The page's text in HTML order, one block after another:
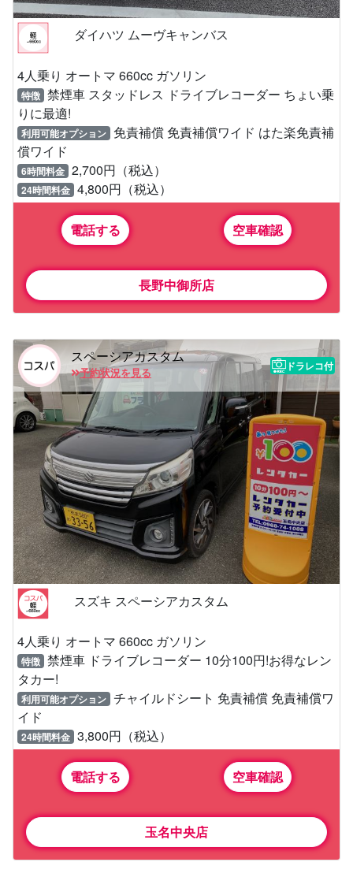
ダイハツ ムーヴキャンバス
4人乗り オートマ 660cc ガソリン
特徴 禁煙車 スタッドレス ドライブレコーダー ちょい乗
りに最適!
利用可能オプション 免責補償 免責補償ワイド はた楽免責補
償ワイド
6時間料金 2,700円（税込）
24時間料金 4,800円（税込）
電話する 空車確認
長野中御所店
スペーシアカスタム
予約状況を見る
ドラレコ付
スズキ スペーシアカスタム
4人乗り オートマ 660cc ガソリン
特徴 禁煙車 ドライブレコーダー 10分100円!お得なレン
タカー!
利用可能オプション チャイルドシート 免責補償 免責補償ワ
イド
24時間料金 3,800円（税込）
電話する 空車確認
玉名中央店